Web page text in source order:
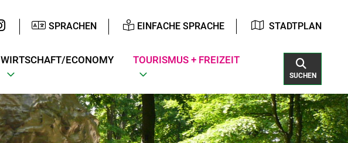
SPRACHEN EINFACHE SPRACHE STADTPLAN
WIRTSCHAFT/ECONOMY TOURISMUS + FREIZEIT
SUCHEN